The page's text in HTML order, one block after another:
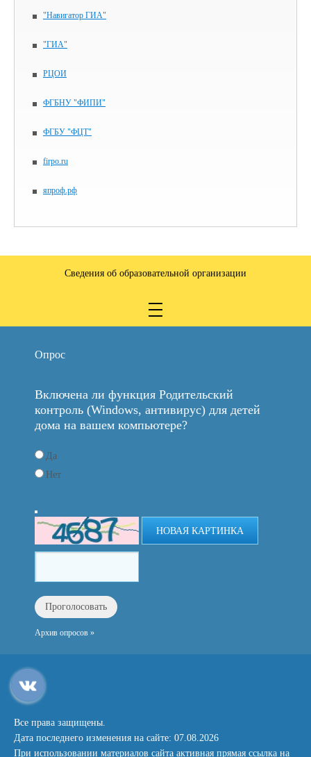
"Навигатор ГИА"
"ГИА"
РЦОИ
ФГБНУ "ФИПИ"
ФГБУ "ФЦТ"
firpo.ru
япроф.рф
Сведения об образовательной организации
Опрос
Включена ли функция Родительский
контроль (Windows, антивирус) для детей
дома на вашем компьютере?
Да
Нет
НОВАЯ КАРТИНКА
Архив опросов »
Все права защищены.
Дата последнего изменения на сайте: 07.08.2026
При использовании материалов сайта активная прямая ссылка на